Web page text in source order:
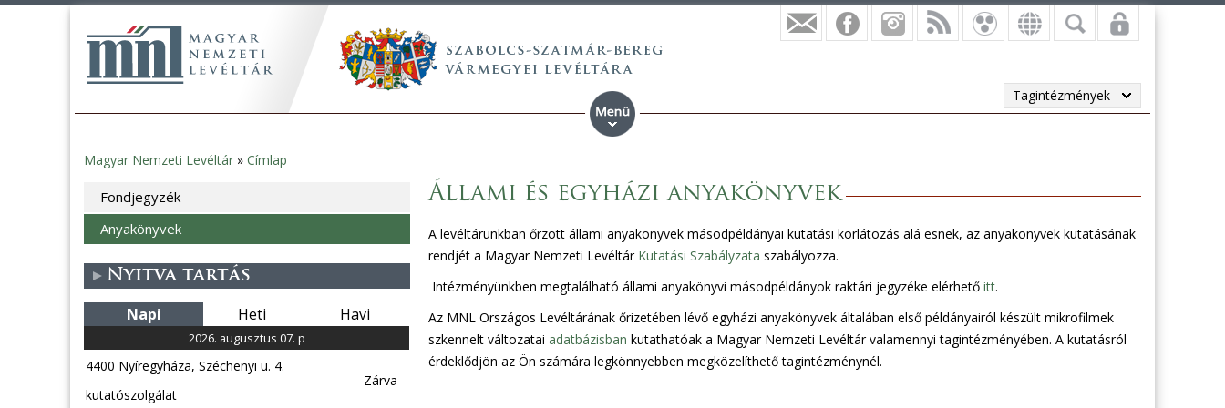
Tagintézmények
Jelenlegi
hely
Magyar Nemzeti Levéltár » Címlap
Állami és egyházi anyakönyvek
A levéltárunkban őrzött állami anyakönyvek másodpéldányai kutatási korlátozás alá esnek, az anyakönyvek kutatásának
rendjét a Magyar Nemzeti Levéltár Kutatási Szabályzata szabályozza.
Intézményünkben megtalálható állami anyakönyvi másodpéldányok raktári jegyzéke elérhető itt.
Az MNL Országos Levéltárának őrizetében lévő egyházi anyakönyvek általában első példányairól készült mikrofilmek
szkennelt változatai adatbázisban kutathatóak a Magyar Nemzeti Levéltár valamennyi tagintézményében. A kutatásról
érdeklődjön az Ön számára legkönnyebben megközelíthető tagintézménynél.
Fondjegyzék
Anyakönyvek
Nyitva tartás
Napi Heti Havi
2026. augusztus 07. p
4400 Nyíregyháza, Széchenyi u. 4.
kutatószolgálat
Zárva